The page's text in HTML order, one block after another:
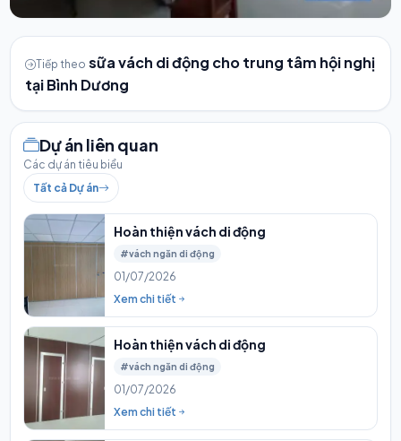
Tiếp theo sữa vách di động cho trung tâm hội nghị
tại Bình Dương
Dự án liên quan
Các dự án tiêu biểu
Tất cả Dự án
Hoàn thiện vách di động
#vách ngăn di động
01/07/2026
Xem chi tiết
Hoàn thiện vách di động
#vách ngăn di động
01/07/2026
Xem chi tiết